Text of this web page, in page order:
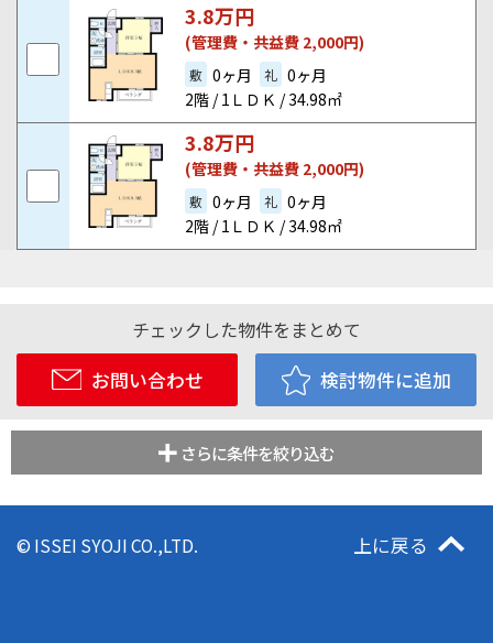
3.8万円
(管理費・共益費 2,000円)
敷 0ヶ月 礼 0ヶ月
2階 / 1ＬＤＫ / 34.98㎡
3.8万円
(管理費・共益費 2,000円)
敷 0ヶ月 礼 0ヶ月
2階 / 1ＬＤＫ / 34.98㎡
チェックした物件をまとめて
お問い合わせ
検討物件に追加
さらに条件を絞り込む
© ISSEI SYOJI CO.,LTD. 上に戻る